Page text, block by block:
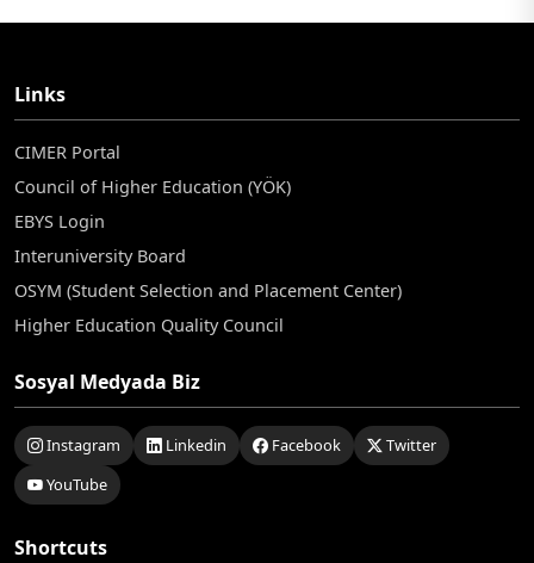
Links
CIMER Portal
Council of Higher Education (YÖK)
EBYS Login
Interuniversity Board
OSYM (Student Selection and Placement Center)
Higher Education Quality Council
Sosyal Medyada Biz
Instagram Linkedin Facebook
Twitter
YouTube
Shortcuts